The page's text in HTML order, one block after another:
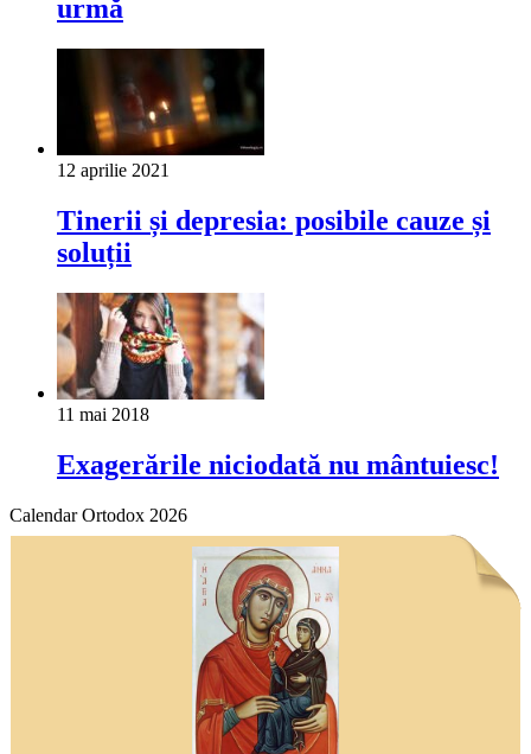
urmă
12 aprilie 2021
Tinerii și depresia: posibile cauze și
soluții
11 mai 2018
Exagerările niciodată nu mântuiesc!
Calendar Ortodox 2026